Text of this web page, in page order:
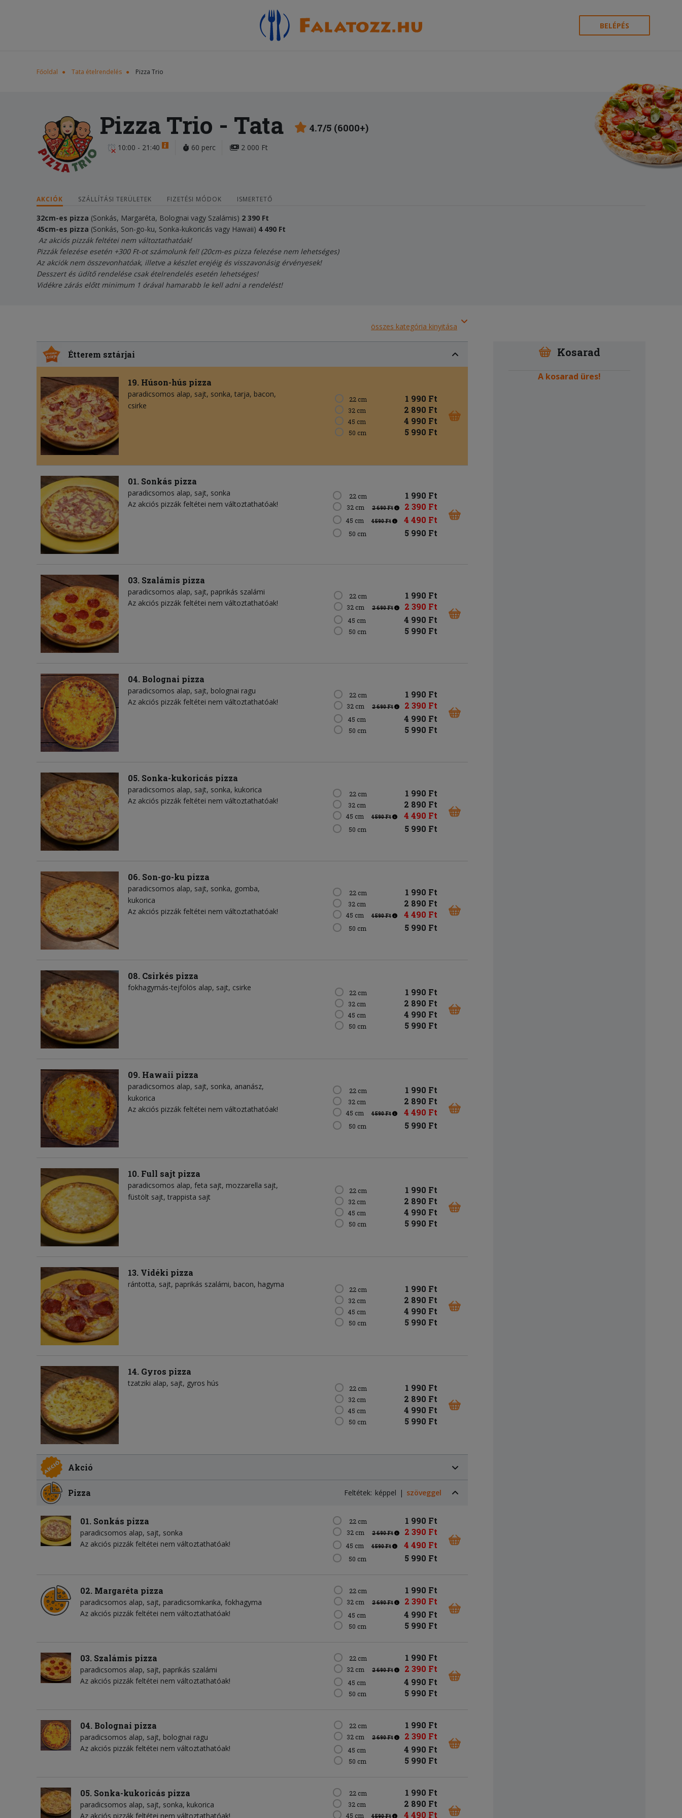
BELÉPÉS
Főoldal Tata ételrendelés Pizza Trio
Pizza Trio - Tata 4.7/5 (6000+)
10:00 - 21:40 60 perc 2 000 Ft
AKCIÓK SZÁLLÍTÁSI TERÜLETEK FIZETÉSI MÓDOK ISMERTETŐ
32cm-es pizza (Sonkás, Margaréta, Bolognai vagy Szalámis) 2 390 Ft
45cm-es pizza (Sonkás, Son-go-ku, Sonka-kukoricás vagy Hawaii) 4490 Ft
Az akciós pizzák feltétei nem változtathatóak!
Pizzák felezése esetén +300 Ft-ot számolunk fel! (20cm-es pizza felezése nem lehetséges)
Az akciók nem összevonhatóak, illetve a készlet erejéig és visszavonásig érvényesek!
Desszert és üdítő rendelése csak ételrendelés esetén lehetséges!
Vidékre zárás előtt minimum 1 órával hamarabb le kell adni a rendelést!
összes kategória kinyitása
Étterem sztárjai
19. Húson-hús pizza
paradicsomos alap sajt sonka tarja bacon
csirke
22 cm 1 990 Ft
32 cm 2 890 Ft
45 cm 4 990 Ft
50 cm 5 990 Ft
01. Sonkás pizza
paradicsomos alap sajt sonka
Az akciós pizzák feltétei nem változtathatóak!
22 cm 1 990 Ft
32 cm 2 690 Ft 2 390 Ft
45 cm 4 590 Ft 4 490 Ft
50 cm 5 990 Ft
03. Szalámis pizza
paradicsomos alap sajt paprikás szalámi
Az akciós pizzák feltétei nem változtathatóak!
22 cm 1 990 Ft
32 cm 2 690 Ft 2 390 Ft
45 cm 4 990 Ft
50 cm 5 990 Ft
04. Bolognai pizza
paradicsomos alap sajt bolognai ragu
Az akciós pizzák feltétei nem változtathatóak!
22 cm 1 990 Ft
32 cm 2 690 Ft 2 390 Ft
45 cm 4 990 Ft
50 cm 5 990 Ft
05. Sonka-kukoricás pizza
paradicsomos alap sajt sonka kukorica
Az akciós pizzák feltétei nem változtathatóak!
22 cm 1 990 Ft
32 cm 2 890 Ft
45 cm 4 590 Ft 4 490 Ft
50 cm 5 990 Ft
06. Son-go-ku pizza
paradicsomos alap sajt sonka gomba
kukorica
Az akciós pizzák feltétei nem változtathatóak!
22 cm 1 990 Ft
32 cm 2 890 Ft
45 cm 4 590 Ft 4 490 Ft
50 cm 5 990 Ft
08. Csirkés pizza
fokhagymás-tejfölös alap sajt csirke
22 cm 1 990 Ft
32 cm 2 890 Ft
45 cm 4 990 Ft
50 cm 5 990 Ft
09. Hawaii pizza
paradicsomos alap sajt sonka ananász
kukorica
Az akciós pizzák feltétei nem változtathatóak!
22 cm 1 990 Ft
32 cm 2 890 Ft
45 cm 4 590 Ft 4 490 Ft
50 cm 5 990 Ft
10. Full sajt pizza
paradicsomos alap feta sajt mozzarella sajt
füstölt sajt trappista sajt
22 cm 1 990 Ft
32 cm 2 890 Ft
45 cm 4 990 Ft
50 cm 5 990 Ft
13. Vidéki pizza
rántotta sajt paprikás szalámi bacon hagyma
22 cm 1 990 Ft
32 cm 2 890 Ft
45 cm 4 990 Ft
50 cm 5 990 Ft
14. Gyros pizza
tzatziki alap sajt gyros hús
22 cm 1 990 Ft
32 cm 2 890 Ft
45 cm 4 990 Ft
50 cm 5 990 Ft
Akció
Pizza Feltétek: képpel szöveggel
01. Sonkás pizza
paradicsomos alap sajt sonka
Az akciós pizzák feltétei nem változtathatóak!
22 cm 1 990 Ft
32 cm 2 690 Ft 2 390 Ft
45 cm 4 590 Ft 4 490 Ft
50 cm 5 990 Ft
02. Margaréta pizza
paradicsomos alap sajt paradicsomkarika fokhagyma
Az akciós pizzák feltétei nem változtathatóak!
22 cm 1 990 Ft
32 cm 2 690 Ft 2 390 Ft
45 cm 4 990 Ft
50 cm 5 990 Ft
03. Szalámis pizza
paradicsomos alap sajt paprikás szalámi
Az akciós pizzák feltétei nem változtathatóak!
22 cm 1 990 Ft
32 cm 2 690 Ft 2 390 Ft
45 cm 4 990 Ft
50 cm 5 990 Ft
04. Bolognai pizza
paradicsomos alap sajt bolognai ragu
Az akciós pizzák feltétei nem változtathatóak!
22 cm 1 990 Ft
32 cm 2 690 Ft 2 390 Ft
45 cm 4 990 Ft
50 cm 5 990 Ft
05. Sonka-kukoricás pizza
paradicsomos alap sajt sonka kukorica
Az akciós pizzák feltétei nem változtathatóak!
22 cm 1 990 Ft
32 cm 2 890 Ft
45 cm 4 590 Ft 4 490 Ft
Kosarad
A kosarad üres!